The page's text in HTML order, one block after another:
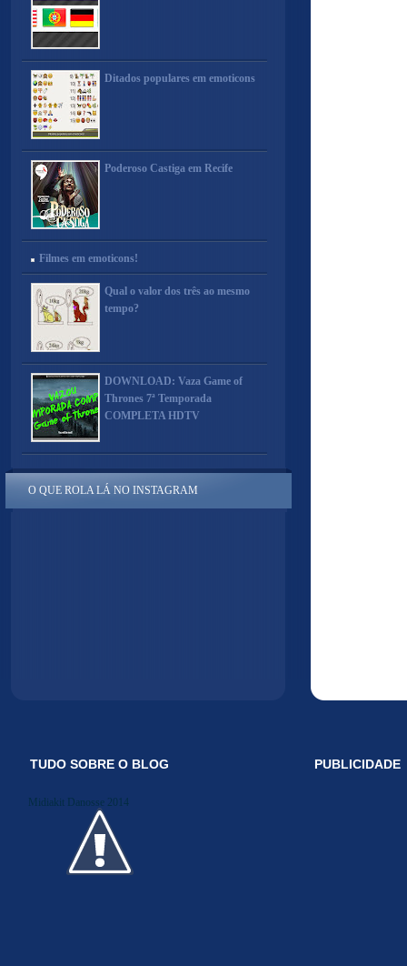
Ditados populares em emoticons
Poderoso Castiga em Recife
Filmes em emoticons!
Qual o valor dos três ao mesmo
tempo?
DOWNLOAD: Vaza Game of
Thrones 7ª Temporada
COMPLETA HDTV
O QUE ROLA LÁ NO INSTAGRAM
TUDO SOBRE O BLOG
Midiakit Danosse 2014
PUBLICIDADE